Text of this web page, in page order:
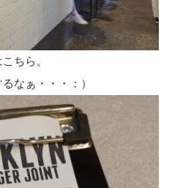
ちら。
なぁ・・・：）